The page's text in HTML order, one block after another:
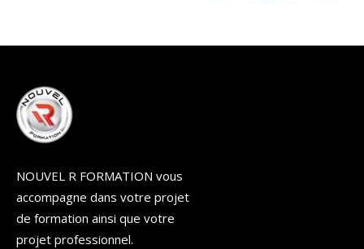
NOUVEL R FORMATION vous
accompagne dans votre projet
de formation ainsi que votre
projet professionnel.